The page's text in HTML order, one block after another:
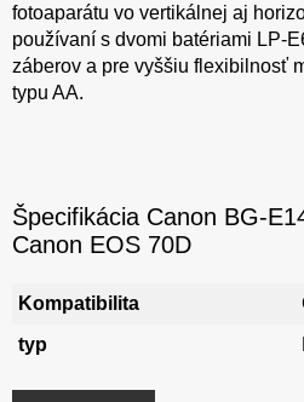
fotoaparátu vo vertikálnej aj
používaní s dvomi batériami LP-
záberov a pre vyššiu flexibilnosť
typu AA.
Špecifikácia Canon BG-
Canon EOS 70D
Kompatibilita
typ